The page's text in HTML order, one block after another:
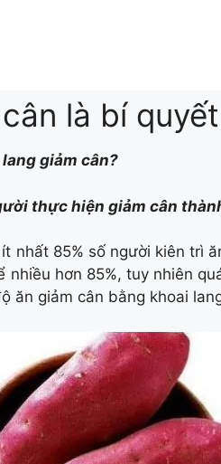
là bí
giảm cân?
thực hiện giảm cân
nhất 85% số người kiên trì
nhiều hơn 85%, tuy nhiên
ăn giảm cân bằng khoai